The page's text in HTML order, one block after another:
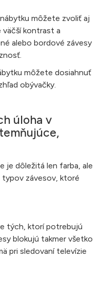
môžete zvoliť aj
väčší kontrast a
alebo bordové závesy
môžete dosiahnuť
obývačky.
úloha v
je dôležitá len farba, ale
závesov, ktoré
tých, ktorí potrebujú
blokujú takmer všetko
pri sledovaní televízie